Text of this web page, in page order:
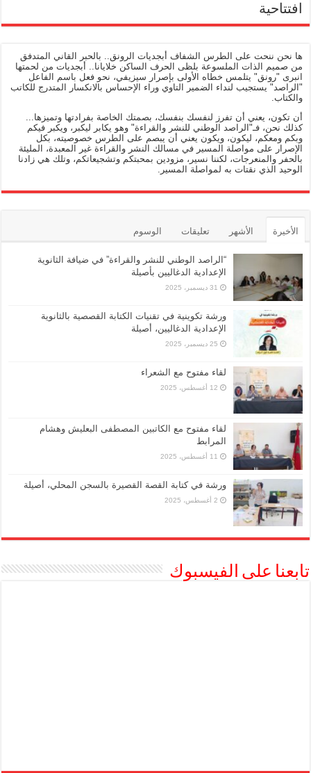
افتتاحية
ها نحن ننحت على الطرس الشفاف أبجديات الرونق.. بالحبر القاني المتدفق
من صميم الذات الملسوعة بلظى الحرف الساكن خلايانا.. أبجديات من لحمتها
انبرى "رونق" يتلمس خطاه الأولى بإصرار سيزيفي، نحو فعل باسم الفاعل
"الراصد" يستجيب لنداء الضمير التاوي وراء الإحساس بالانكسار المتدرج للكاتب
والكتاب.
أن تكون، يعني أن تفرز لنفسك بنفسك، بصمتك الخاصة بفرادتها وتميزها...
كذلك نحن، فـ"الراصد الوطني للنشر والقراءة" وهو يكابر ليكبر، ويكبر فيكم
وبكم ومعكم، ليكون، ويكون يعني أن يبصم على الطرس خصوصيته، بكل
الإصرار على مواصلة المسير في مسالك النشر والقراءة غير المعبدة، المليئة
بالحفر والمنعرجات، لكننا نسير، مزودين بمحبتكم وتشجيعاتكم، وتلك هي زادنا
الوحيد الذي نقتات به لمواصلة المسير.
الأخيرة الأشهر تعليقات الوسوم
“الراصد الوطني للنشر والقراءة” في ضيافة الثانوية
الإعدادية الدغاليين بأصيلة
31 ديسمبر، 2025
ورشة تكوينية في تقنيات الكتابة القصصية بالثانوية
الإعدادية الدغاليين، أصيلة
25 ديسمبر، 2025
لقاء مفتوح مع الشعراء
12 أغسطس، 2025
لقاء مفتوح مع الكاتبين المصطفى البعليش وهشام
المرابط
11 أغسطس، 2025
ورشة في كتابة القصة القصيرة بالسجن المحلي، أصيلة
2 أغسطس، 2025
تابعنا على الفيسبوك